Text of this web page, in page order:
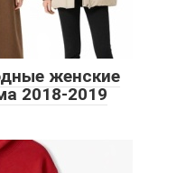
женские
2018-2019